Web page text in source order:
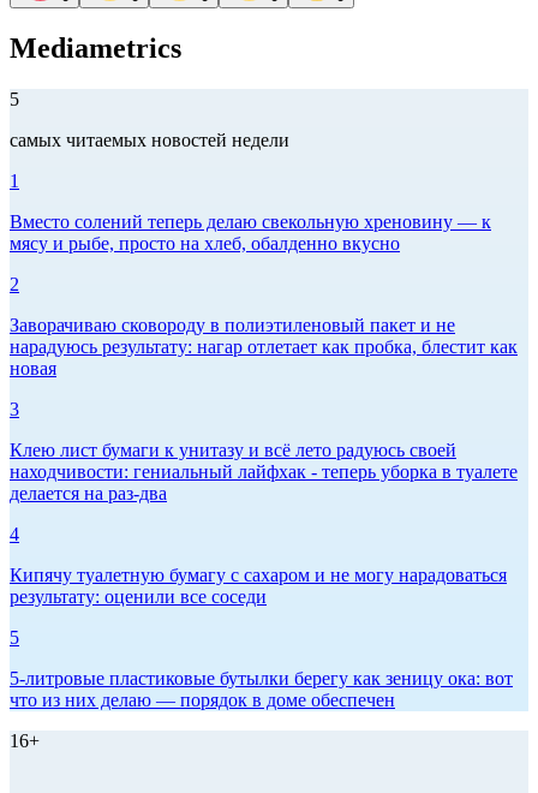
Mediametrics
5
самых читаемых новостей недели
1
Вместо солений теперь делаю свекольную хреновину — к
мясу и рыбе, просто на хлеб, обалденно вкусно
2
Заворачиваю сковороду в полиэтиленовый пакет и не
нарадуюсь результату: нагар отлетает как пробка, блестит как
новая
3
Клею лист бумаги к унитазу и всё лето радуюсь своей
находчивости: гениальный лайфхак - теперь уборка в туалете
делается на раз-два
4
Кипячу туалетную бумагу с сахаром и не могу нарадоваться
результату: оценили все соседи
5
5-литровые пластиковые бутылки берегу как зеницу ока: вот
что из них делаю — порядок в доме обеспечен
16+